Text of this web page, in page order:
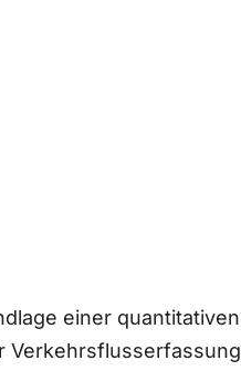
einer quantitativen
Verkehrsflusserfassung